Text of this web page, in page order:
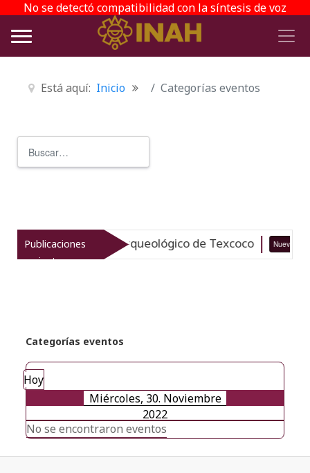
No se detectó compatibilidad con la síntesis de voz
Está aquí: Inicio Categorías eventos
Publicaciones
recientes
el patrimonio arqueológico de Texcoco Nuevo
Categorías eventos
Hoy
Miércoles, 30. Noviembre
2022
No se encontraron eventos